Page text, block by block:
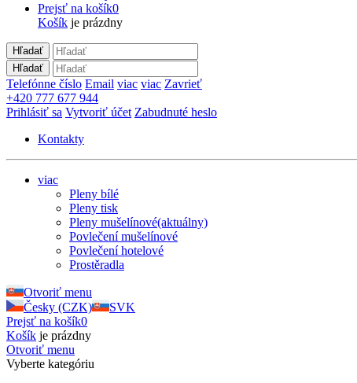
Prejsť na košík0
Košík je prázdny
Hľadať
Hľadať
Telefónne číslo Email viac viac Zavrieť
+420 777 677 944
Prihlásiť sa Vytvoriť účet Zabudnuté heslo
Kontakty
viac
Pleny bílé
Pleny tisk
Pleny mušelínové(aktuálny)
Povlečení mušelínové
Povlečení hotelové
Prostěradla
Otvoriť menu
Česky (CZK)
SVK
Prejsť na košík0
Košík je prázdny
Otvoriť menu
Vyberte kategóriu